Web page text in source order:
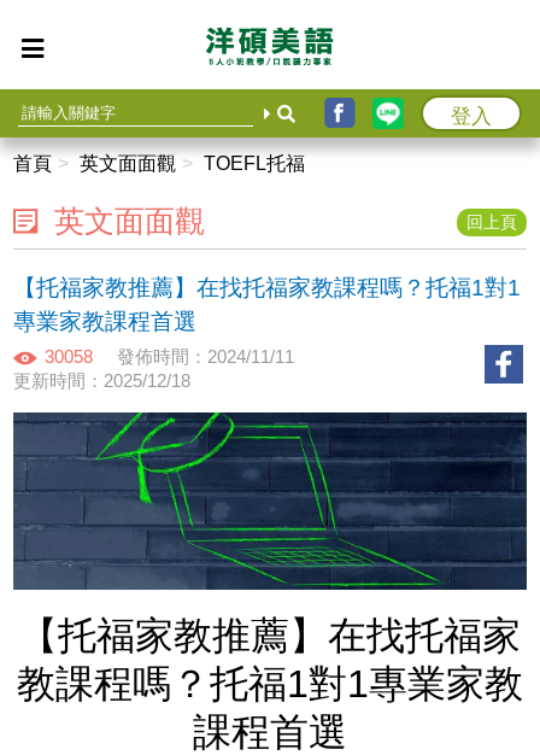
登入
首頁 英文面面觀 TOEFL托福
英文面面觀 回上頁
【托福家教推薦】在找托福家教課程嗎？托福1對1
專業家教課程首選
30058
發佈時間：2024/11/11
更新時間：2025/12/18
【托福家教推薦】在找托福家
教課程嗎？托福1對1專業家教
課程首選